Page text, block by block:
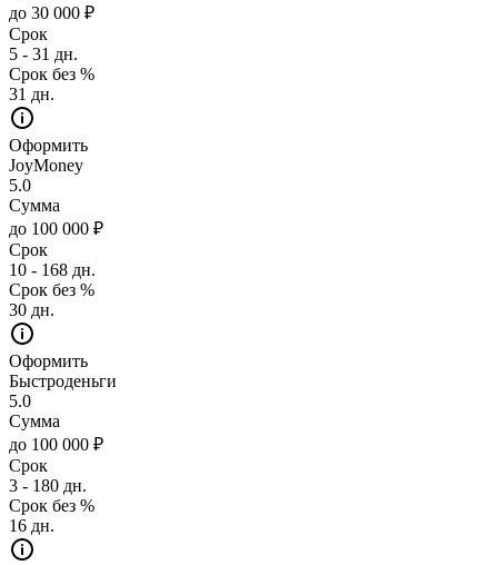
до 30 000 ₽
Срок
5 - 31 дн.
Срок без %
31 дн.
Оформить
JoyMoney
5.0
Сумма
до 100 000 ₽
Срок
10 - 168 дн.
Срок без %
30 дн.
Оформить
Быстроденьги
5.0
Сумма
до 100 000 ₽
Срок
3 - 180 дн.
Срок без %
16 дн.